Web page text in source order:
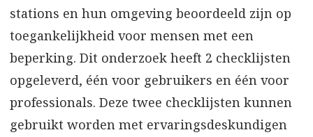
stations en hun omgeving beoordeeld zijn op
toegankelijkheid voor mensen met een
beperking. Dit onderzoek heeft 2 checklijsten
opgeleverd, één voor gebruikers en één voor
professionals. Deze twee checklijsten kunnen
gebruikt worden met ervaringsdeskundigen